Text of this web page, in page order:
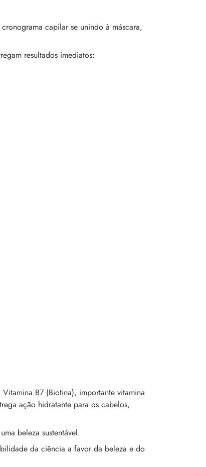
capilar se unindo à máscara,
resultados imediatos:
B7 (Biotina), importante vitamina
ação hidratante para os cabelos,
beleza sustentável.
da ciência a favor da beleza e do